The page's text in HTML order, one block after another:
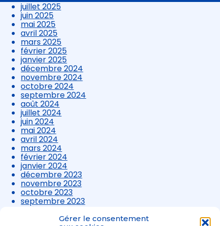
Gérer le consentement
juillet 2025
juin 2025
mai 2025
avril 2025
mars 2025
février 2025
janvier 2025
décembre 2024
novembre 2024
octobre 2024
septembre 2024
août 2024
juillet 2024
juin 2024
mai 2024
avril 2024
mars 2024
février 2024
janvier 2024
décembre 2023
novembre 2023
octobre 2023
septembre 2023
août 2023
juillet 2023